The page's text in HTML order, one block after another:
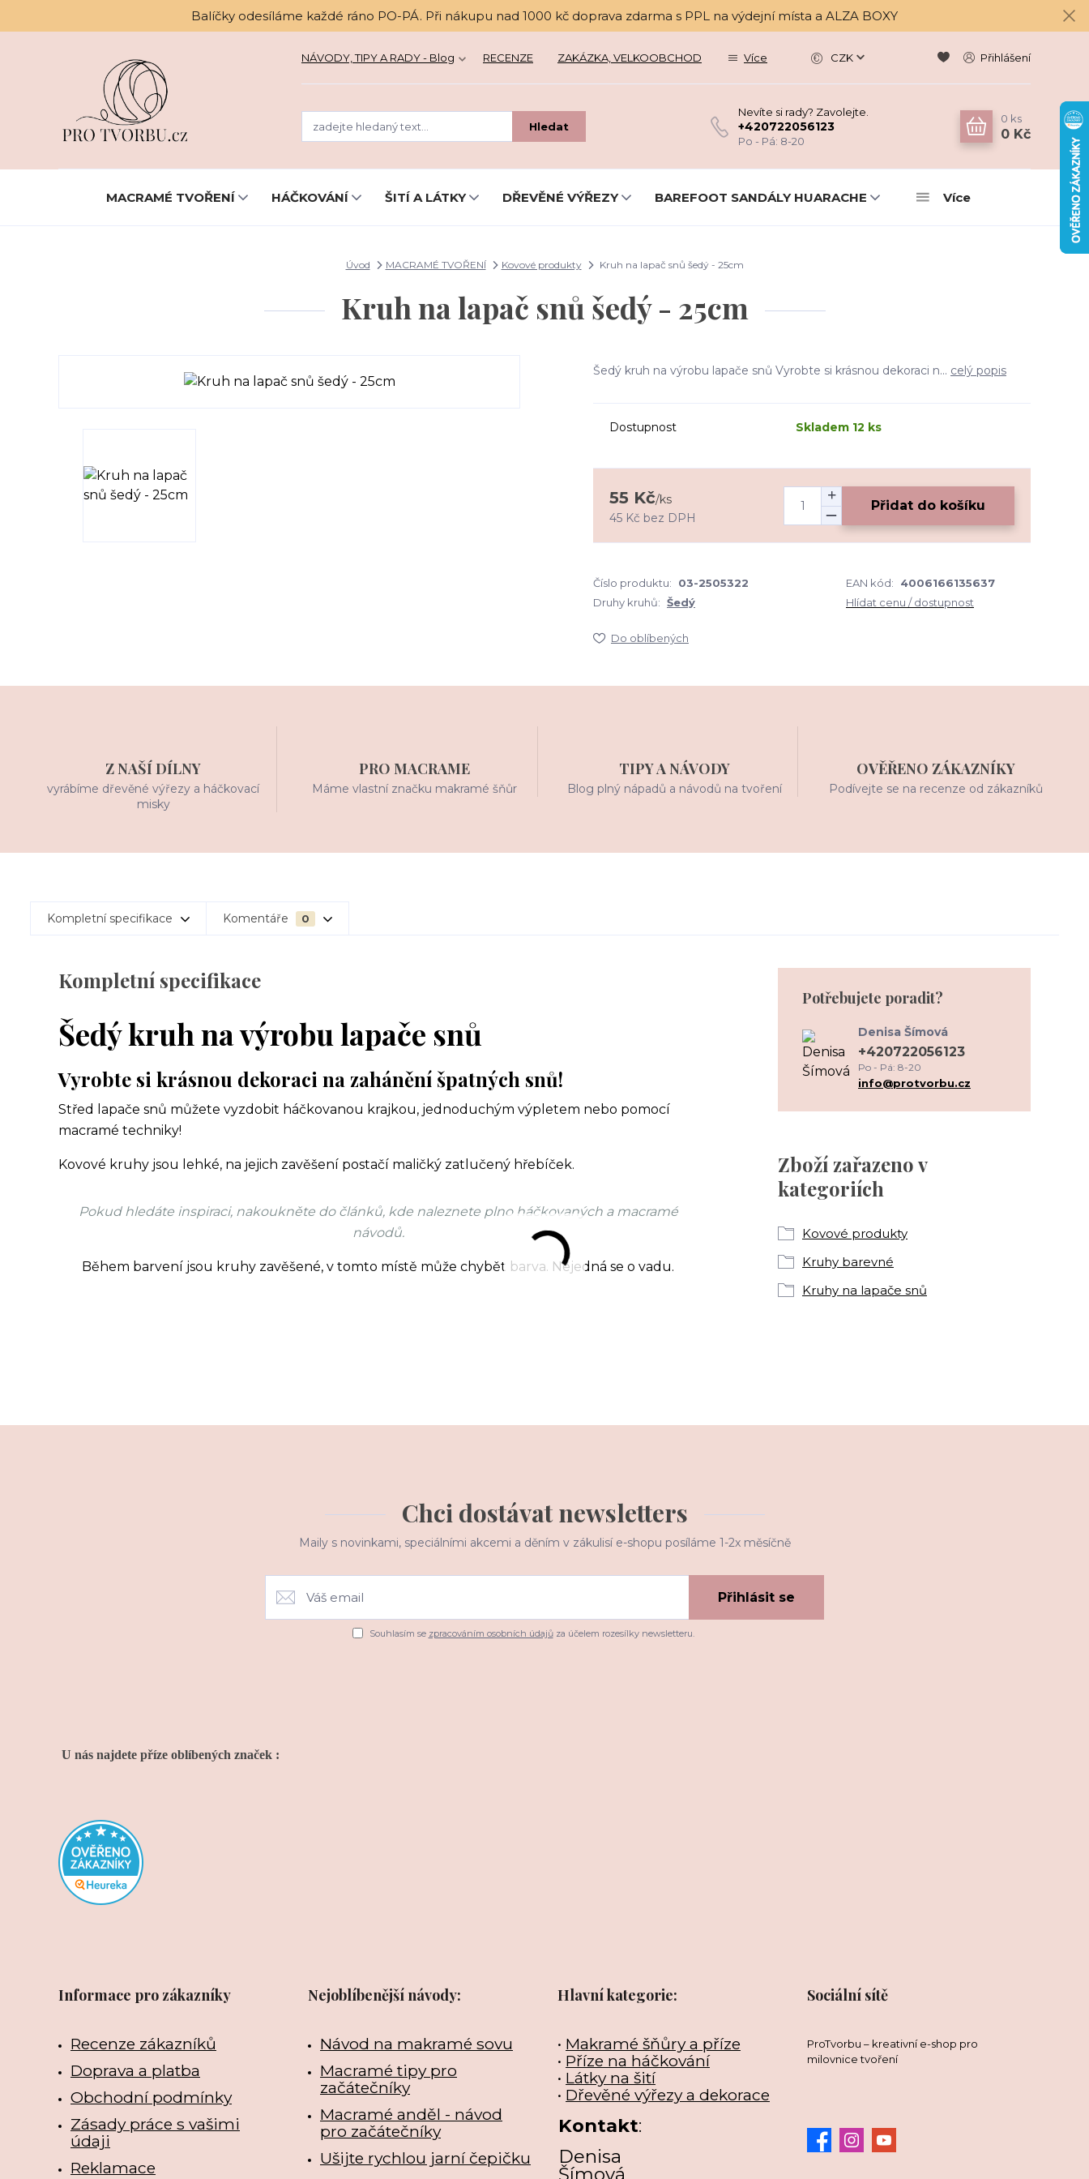
Balíčky odesíláme každé ráno PO-PÁ. Při nákupu nad 1000 kč doprava zdarma s PPL na výdejní místa a ALZA BOXY
NÁVODY, TIPY A RADY - Blog RECENZE ZAKÁZKA, VELKOOBCHOD Více CZK Přihlášení
Hledat
Nevíte si rady? Zavolejte.
+420722056123
Po - Pá: 8-20
0 ks
0 Kč
MACRAMÉ TVOŘENÍ HÁČKOVÁNÍ ŠITÍ A LÁTKY DŘEVĚNÉ VÝŘEZY BAREFOOT SANDÁLY HUARACHE Více
Úvod MACRAMÉ TVOŘENÍ Kovové produkty Kruh na lapač snů šedý - 25cm
Kruh na lapač snů šedý - 25cm
Šedý kruh na výrobu lapače snů Vyrobte si krásnou dekoraci n... celý popis
Dostupnost Skladem 12 ks
55 Kč/ks
45 Kč bez DPH
Přidat do košíku
Číslo produktu: 03-2505322 EAN kód:
4006166135637
Druhy kruhů: Šedý Hlídat cenu / dostupnost
Do oblíbených
Z NAŠÍ DÍLNY
vyrábíme dřevěné výřezy a háčkovací
misky
PRO MACRAME
Máme vlastní značku makramé šňůr
TIPY A NÁVODY
Blog plný nápadů a návodů na tvoření
OVĚŘENO ZÁKAZNÍKY
Podívejte se na recenze od zákazníků
Kompletní specifikace Komentáře 0
Kompletní specifikace
Šedý kruh na výrobu lapače snů
Vyrobte si krásnou dekoraci na zahánění špatných snů!
Střed lapače snů můžete vyzdobit háčkovanou krajkou, jednoduchým výpletem nebo pomocí
macramé techniky!
Kovové kruhy jsou lehké, na jejich zavěšení postačí maličký zatlučený hřebíček.
Pokud hledáte inspiraci, nakoukněte do článků, kde naleznete plno háčkovaných a macramé
návodů.
Během barvení jsou kruhy zavěšené, v tomto místě může chybět barva. Nejedná se o vadu.
Zboží zařazeno v
kategoriích
Kovové produkty
Kruhy barevné
Kruhy na lapače snů
Potřebujete poradit?
Denisa Šímová
+420722056123
Po - Pá: 8-20
info@protvorbu.cz
Chci dostávat newsletters
Maily s novinkami, speciálními akcemi a děním v zákulisí e-shopu posíláme 1-2x měsíčně
Přihlásit se
Souhlasím se zpracováním osobních údajůza účelem rozesílky newsletteru.
U nás najdete příze oblíbených značek :
Informace pro zákazníky
Recenze zákazníků
Doprava a platba
Obchodní podmínky
Zásady práce s vašimi
údaji
Reklamace
Nejoblíbenější návody:
Návod na makramé sovu
Macramé tipy pro
začátečníky
Macramé anděl - návod
pro začátečníky
Ušijte rychlou jarní čepičku
Hlavní kategorie:
• Makramé šňůry a příze
• Příze na háčkování
• Látky na šití
• Dřevěné výřezy a dekorace
Kontakt:
Denisa
Šímová
Sociální sítě
ProTvorbu – kreativní e-shop pro
milovnice tvoření